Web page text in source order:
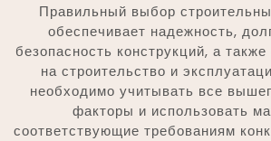
Правильный выбор
обеспечивает надежность,
безопасность конструкций, а
на строительство и
необходимо учитывать все
факторы и использовать
соответствующие требованиям